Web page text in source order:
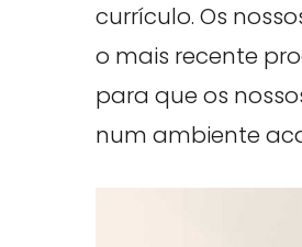
currículo. Os
o mais recente
para que os
num ambiente